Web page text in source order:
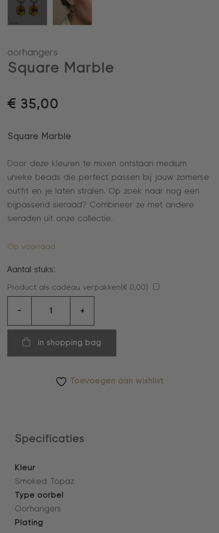
oorhangers
Square Marble
€ 35,00
Square Marble
Door deze kleuren te mixen ontstaan medium
unieke beads die perfect passen bij jouw zomerse
outfit en je laten stralen. Op zoek naar nog een
bijpassend sieraad? Combineer ze met andere
sieraden uit onze collectie.
Op voorraad
Aantal stuks:
Product als cadeau verpakken(€ 0,00)
-
aantal
+
in shopping bag
Toevoegen aan wishlist
Specificaties
Kleur
Smoked Topaz
Type oorbel
Oorhangers
Plating